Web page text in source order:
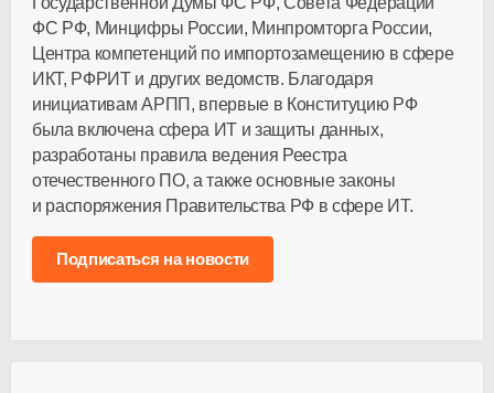
ФС РФ, Минцифры России, Минпромторга России,
Центра компетенций по импортозамещению в сфере
ИКТ, РФРИТ и других ведомств. Благодаря
инициативам АРПП, впервые в Конституцию РФ
была включена сфера ИТ и защиты данных,
разработаны правила ведения Реестра
отечественного ПО, а также основные законы
и распоряжения Правительства РФ в сфере ИТ.
Подписаться на новости